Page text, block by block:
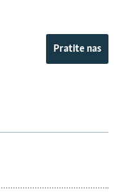
Pratite nas